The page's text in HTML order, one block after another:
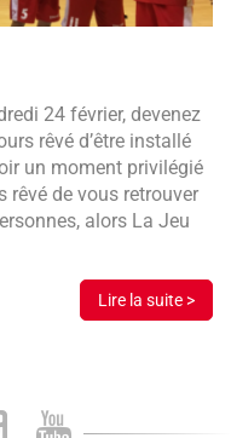
24 février, devenez
rêvé d’être installé
un moment privilégié
rêvé de vous retrouver
alors La Jeu
Lire la suite >